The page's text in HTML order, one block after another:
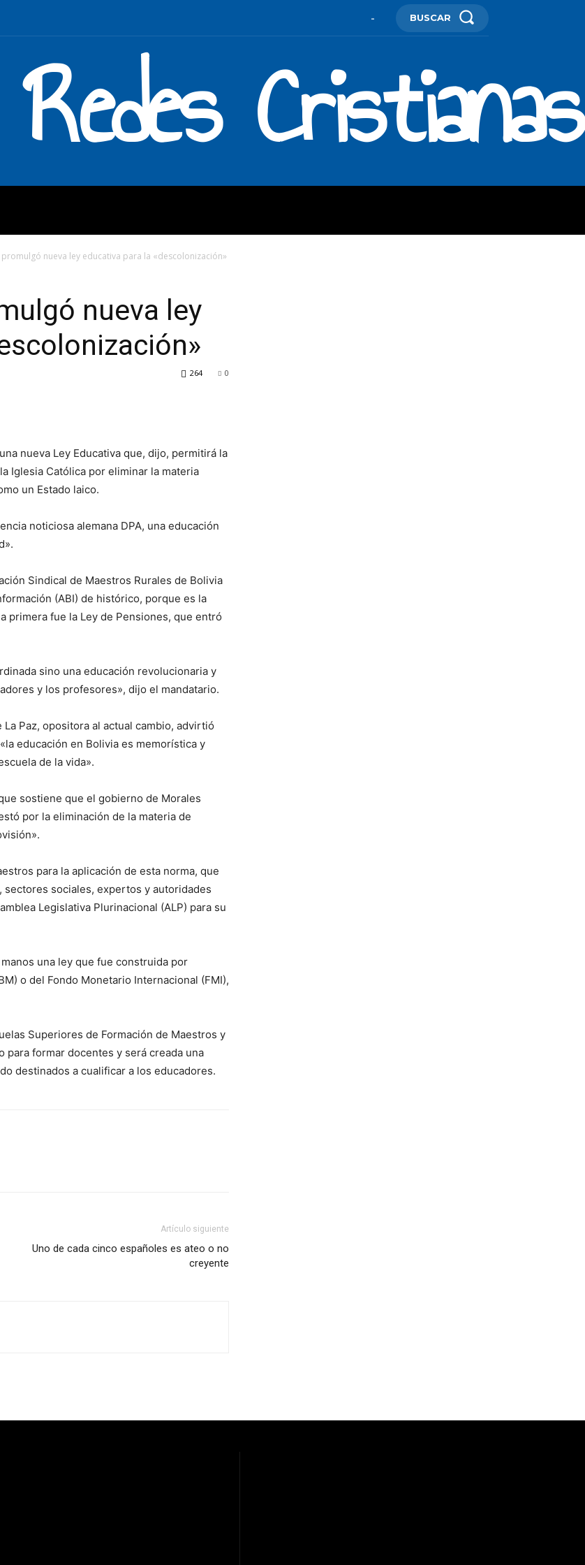
- BUSCAR
Redes Cristianas
nueva ley educativa para la «descolonización»
nueva ley
0
264
nueva Ley Educativa que, dijo, permitirá la
Iglesia Católica por eliminar la materia
un Estado laico.
noticiosa alemana DPA, una educación
Sindical de Maestros Rurales de Bolivia
(ABI) de histórico, porque es la
primera fue la Ley de Pensiones, que entró
sino una educación revolucionaria y
y los profesores», dijo el mandatario.
Paz, opositora al actual cambio, advirtió
educación en Bolivia es memorística y
de la vida».
sostiene que el gobierno de Morales
por la eliminación de la materia de
para la aplicación de esta norma, que
sociales, expertos y autoridades
Legislativa Plurinacional (ALP) para su
una ley que fue construida por
o del Fondo Monetario Internacional (FMI),
Superiores de Formación de Maestros y
para formar docentes y será creada una
destinados a cualificar a los educadores.
Artículo siguiente
Uno de cada cinco españoles es ateo o no
creyente